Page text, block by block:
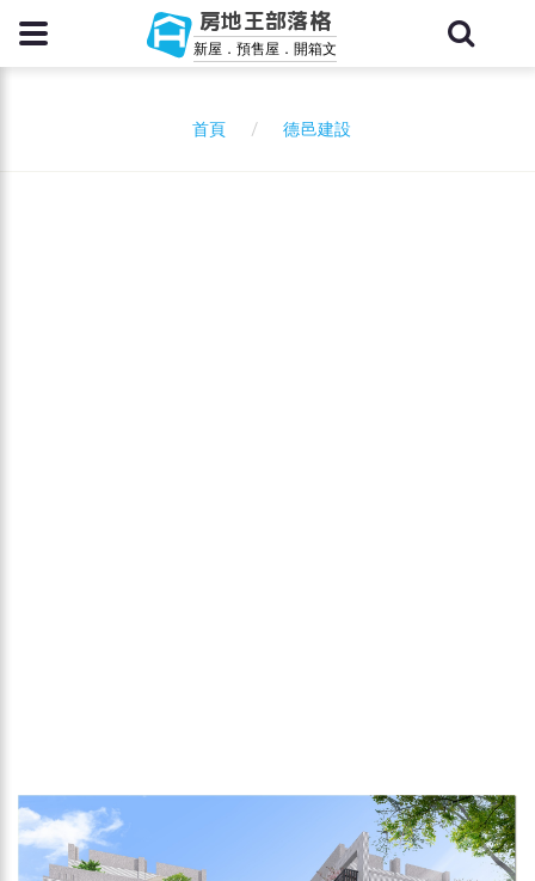
房地王部落格
新屋．預售屋．開箱文
首頁 德邑建設